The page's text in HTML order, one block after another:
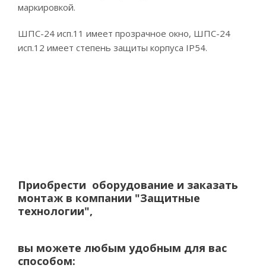
маркировкой.
ШПС-24 исп.11 имеет прозрачное окно, ШПС-24
исп.12 имеет степень защиты корпуса IP54.
Приобрести оборудование и заказать
монтаж в компании "Защитные
технологии",
вы можете любым удобным для вас
способом: